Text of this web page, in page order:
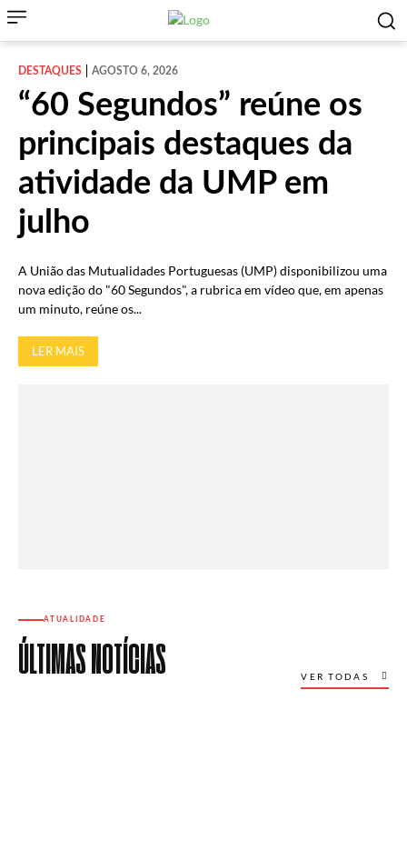
DESTAQUES AGOSTO 6, 2026
“60 Segundos” reúne os
principais destaques da
atividade da UMP em
julho
A União das Mutualidades Portuguesas (UMP) disponibilizou uma
nova edição do "60 Segundos", a rubrica em vídeo que, em apenas
um minuto, reúne os...
LER MAIS
ATUALIDADE
ÚLTIMAS NOTÍCIAS VER TODAS